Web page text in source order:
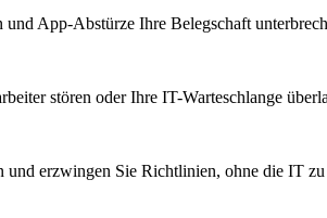
App-Abstürze Ihre Belegschaft
stören oder Ihre IT-Warteschlange
erzwingen Sie Richtlinien, ohne die IT